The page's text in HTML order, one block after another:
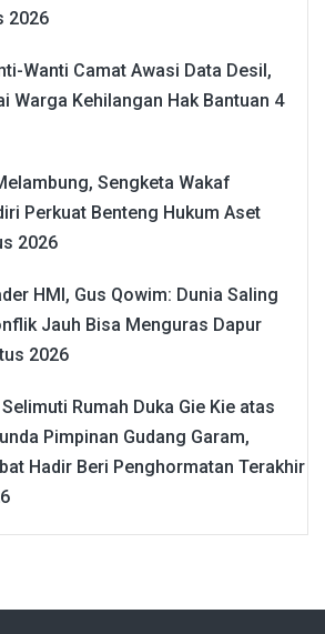
2026
Wanti Camat Awasi Data Desil,
Warga Kehilangan Hak Bantuan 4
Sengketa Wakaf
Perkuat Benteng Hukum Aset
2026
HMI, Gus Qowim: Dunia Saling
Jauh Bisa Menguras Dapur
2026
Rumah Duka Gie Kie atas
Pimpinan Gudang Garam,
Hadir Beri Penghormatan Terakhir